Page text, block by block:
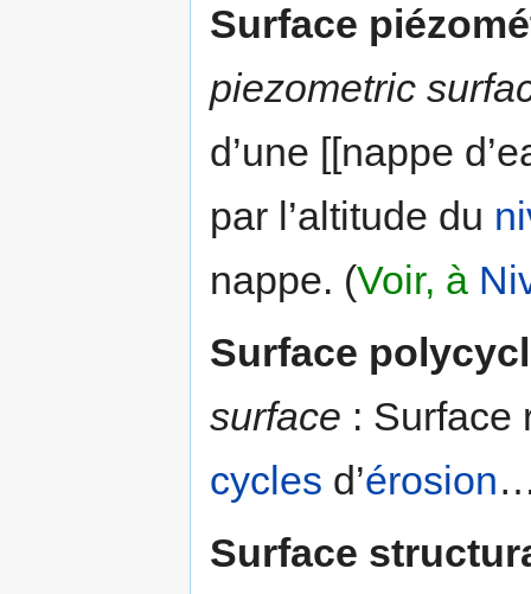
Surface
piezometric
d’une [[nappe
par l’altitude du
nappe. (Voir, à
Surface
surface : Surface
cycles d’érosion
Surface